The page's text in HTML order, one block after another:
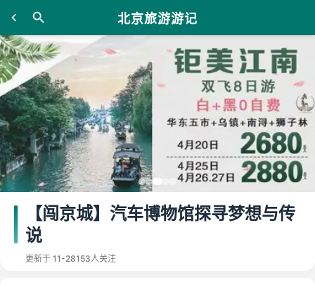
北京旅游游记
【闯京城】汽车博物馆探寻梦想与传
说
更新于 11-28153人关注